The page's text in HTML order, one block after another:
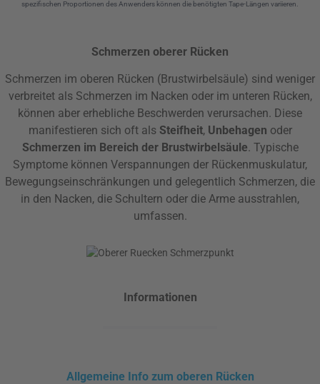
spezifischen Proportionen des Anwenders können die benötigten Tape-Längen variieren.
Schmerzen oberer Rücken
Schmerzen im oberen Rücken (Brustwirbelsäule) sind weniger
verbreitet als Schmerzen im Nacken oder im unteren Rücken,
können aber erhebliche Beschwerden verursachen. Diese
manifestieren sich oft als Steifheit, Unbehagen oder
Schmerzen im Bereich der Brustwirbelsäule. Typische
Symptome können Verspannungen der Rückenmuskulatur,
Bewegungseinschränkungen und gelegentlich Schmerzen, die
in den Nacken, die Schultern oder die Arme ausstrahlen,
umfassen.
Informationen
Allgemeine Info zum oberen Rücken